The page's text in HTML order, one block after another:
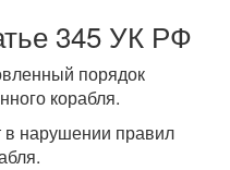
345 УК РФ
порядок
корабля.
в нарушении правил